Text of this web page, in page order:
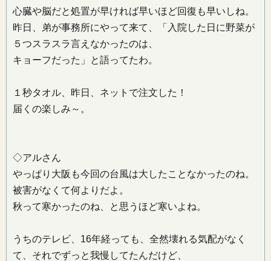
心臓や脳だと処置が早ければ早いほど回復も早いしね。
昨日、弟が事務所にやって来て、「入院した日に野菜が
５つスラスラ言えなかったのは、
キョーフだった」と語ってたわ。
１秒タオル、昨日、ネットで注文した！
届くの楽しみ～。
◇アルさん
やっぱり大阪も今回の台風は大したことなかったのね。
被害がなくて何よりだよ。
秋って寒かったのね、と思うほど寒いよね。
うちのテレビ、16年経っても、全然壊れる気配がなく
て、それでずっと我慢してたんだけど、